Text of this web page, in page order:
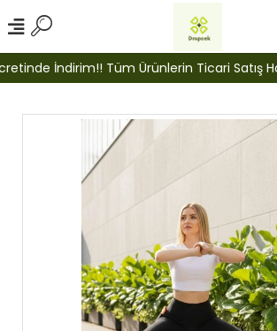
İndirim!! Tüm Ürünlerin Ticari Satış